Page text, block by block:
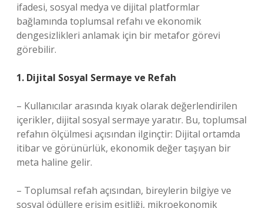
ifadesi, sosyal medya ve dijital platformlar
bağlamında toplumsal refahı ve ekonomik
dengesizlikleri anlamak için bir metafor görevi
görebilir.
1. Dijital Sosyal Sermaye ve Refah
– Kullanıcılar arasında kıyak olarak değerlendirilen
içerikler, dijital sosyal sermaye yaratır. Bu, toplumsal
refahın ölçülmesi açısından ilginçtir: Dijital ortamda
itibar ve görünürlük, ekonomik değer taşıyan bir
meta haline gelir.
– Toplumsal refah açısından, bireylerin bilgiye ve
sosyal ödüllere erişim eşitliği, mikroekonomik